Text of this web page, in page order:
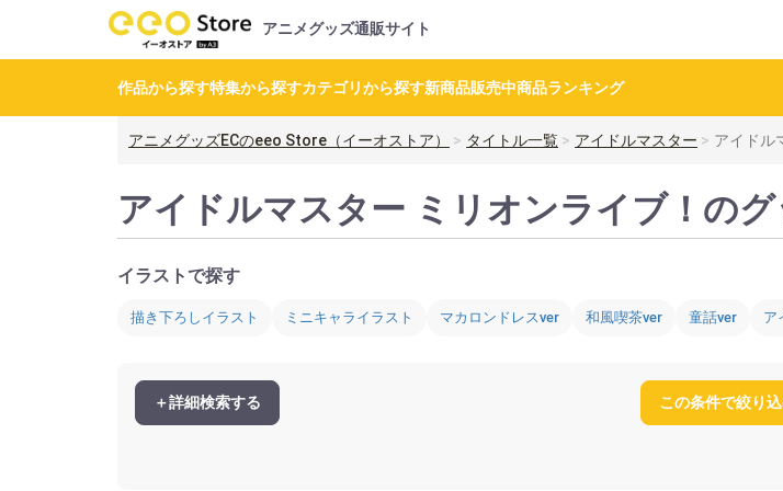
アニメグッズ通販サイト
作品から探す特集から探すカテゴリから探す新商品販売中商品ランキング
アニメグッズECのeeo Store（イーオストア） タイトル一覧 アイドルマスター アイドル
アイドルマスター ミリオンライブ！の
イラストで探す
描き下ろしイラスト ミニキャライラスト マカロンドレスver 和風喫茶ver 童話ver ア
＋詳細検索する この条件で絞り